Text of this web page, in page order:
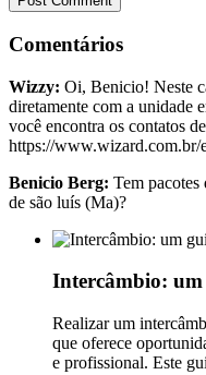
Comentários
Wizzy: Oi, Benicio! Neste
diretamente com a unidade
você encontra os contatos
https://www.wizard.com.br/
Benicio Berg: Tem pacotes
de são luís (Ma)?
Intercâmbio:
Realizar um
que oferece
e profissional. Este